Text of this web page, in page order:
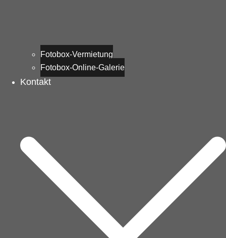
Fotobox-Vermietung
Fotobox-Online-Galerie
Kontakt